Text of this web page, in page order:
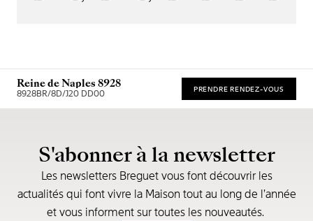
Reine de Naples 8928
8928BR/8D/J20 DD00 PRENDRE RENDEZ-VOUS
S'abonner à la newsletter
Les newsletters Breguet vous font découvrir les
actualités qui font vivre la Maison tout au long de l’année
et vous informent sur toutes les nouveautés.